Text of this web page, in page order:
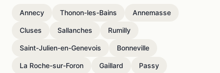
Annecy Thonon-les-Bains Annemasse
Cluses Sallanches Rumilly
Saint-Julien-en-Genevois Bonneville
La Roche-sur-Foron Gaillard Passy